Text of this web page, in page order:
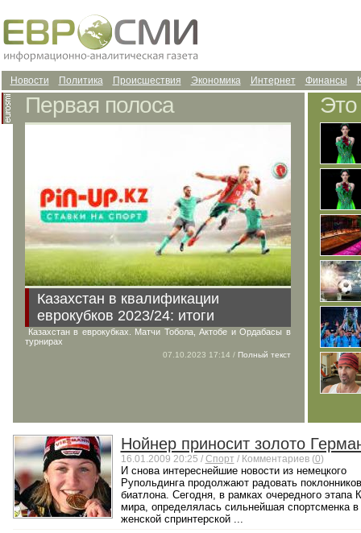
Финансы
Интернет
Экономика
Происшествия
Политика
Новости
Первая полоса
Казахстан в квалификации
еврокубков 2023/24: итоги
Казахстан в еврокубках. Матчи Тобола, Актобе и Ордабасы в
турнирах
07.10.2023 17:14 / Полный текст
Это
Нойнер приносит золото
16.01.2009 20:25 / Спорт / Комментариев (0)
И снова интереснейшие новости из немецкого
Рупольдинга продолжают радовать поклонников
биатлона. Сегодня, в рамках очередного этапа
мира, определялась сильнейшая спортсменка в
женской спринтерской ...